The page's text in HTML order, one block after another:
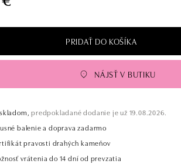
PRIDAŤ DO KOŠÍKA
NÁJSŤ V BUTIKU
predpokladané dodanie je už 19.08.2026.
balenie a doprava zadarmo
pravosti drahých kameňov
vrátenia do 14 dní od prevzatia